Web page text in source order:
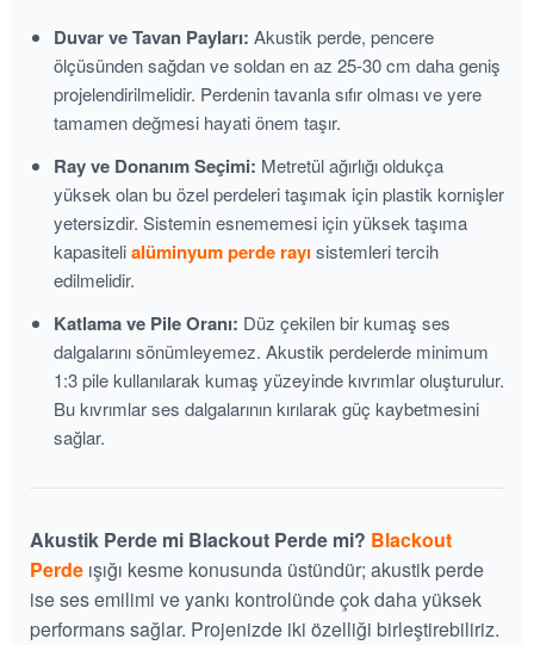
Duvar ve Tavan Payları: Akustik perde, pencere
ölçüsünden sağdan ve soldan en az 25-30 cm daha geniş
projelendirilmelidir. Perdenin tavanla sıfır olması ve yere
tamamen değmesi hayati önem taşır.
Ray ve Donanım Seçimi: Metretül ağırlığı oldukça
yüksek olan bu özel perdeleri taşımak için plastik kornişler
yetersizdir. Sistemin esnememesi için yüksek taşıma
kapasitelialüminyum perde rayı sistemleri tercih
edilmelidir.
Katlama ve Pile Oranı: Düz çekilen bir kumaş ses
dalgalarını sönümleyemez. Akustik perdelerde minimum
1:3 pile kullanılarak kumaş yüzeyinde kıvrımlar oluşturulur.
Bu kıvrımlar ses dalgalarının kırılarak güç kaybetmesini
sağlar.
Akustik Perde mi Blackout Perde mi? Blackout
Perde ışığı kesme konusunda üstündür; akustik perde
ise ses emilimi ve yankı kontrolünde çok daha yüksek
performans sağlar. Projenizde iki özelliği birleştirebiliriz.